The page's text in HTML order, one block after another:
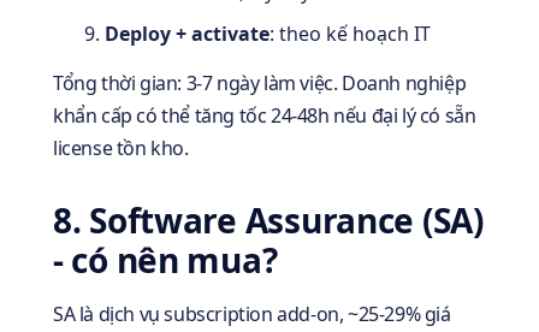
Deploy + activate: theo kế hoạch IT
Tổng thời gian: 3-7 ngày làm việc. Doanh nghiệp
khẩn cấp có thể tăng tốc 24-48h nếu đại lý có sẵn
license tồn kho.
8. Software Assurance (SA)
- có nên mua?
SA là dịch vụ subscription add-on, ~25-29% giá